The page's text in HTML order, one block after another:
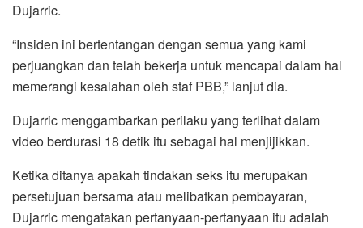
Dujarric.
“Insiden ini bertentangan dengan semua yang kami
perjuangkan dan telah bekerja untuk mencapai dalam hal
memerangi kesalahan oleh staf PBB,” lanjut dia.
Dujarric menggambarkan perilaku yang terlihat dalam
video berdurasi 18 detik itu sebagai hal menjijikkan.
Ketika ditanya apakah tindakan seks itu merupakan
persetujuan bersama atau melibatkan pembayaran,
Dujarric mengatakan pertanyaan-pertanyaan itu adalah